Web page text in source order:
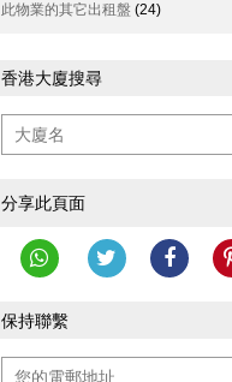
此物業的其它出租盤 (24)
香港大廈搜尋
分享此頁面
保持聯繫